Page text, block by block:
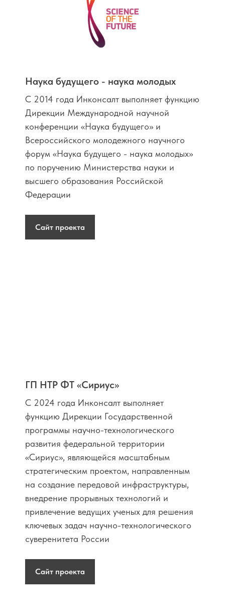
Наука будущего - наука молодых
С 2014 года Инконсалт выполняет функцию
Дирекции Международной научной
конференции «Наука будущего» и
Всероссийского молодежного научного
форум «Наука будущего - наука молодых»
по поручению Министерства науки и
высшего образования Российской
Федерации
Сайт проекта
ГП НТР ФТ «Сириус»
С 2024 года Инконсалт выполняет
функцию Дирекции Государственной
программы научно-технологического
развития федеральной территории
«Сириус», являющейся масштабным
стратегическим проектом, направленным
на создание передовой инфраструктуры,
внедрение прорывных технологий и
привлечение ведущих ученых для решения
ключевых задач научно-технологического
суверенитета России
Сайт проекта